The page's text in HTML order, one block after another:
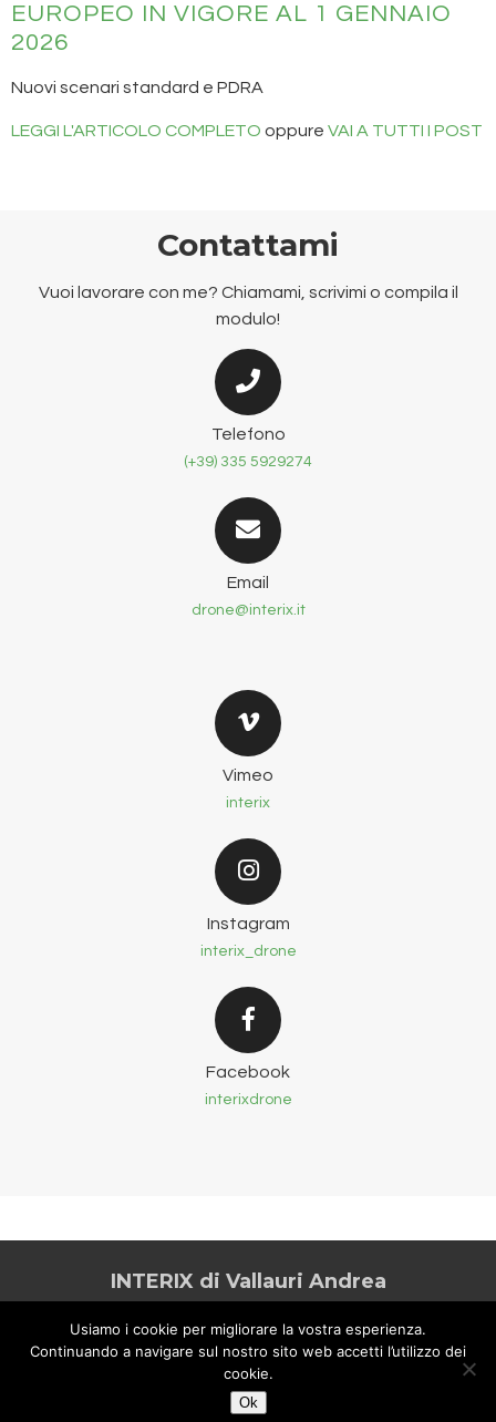
EUROPEO IN VIGORE AL 1 GENNAIO
2026
Nuovi scenari standard e PDRA
LEGGI L'ARTICOLO COMPLETO oppure VAI A TUTTI I POST
Contattami
Vuoi lavorare con me? Chiamami, scrivimi o compila il
modulo!
Telefono
(+39) 335 5929274
Email
drone@interix.it
Vimeo
interix
Instagram
interix_drone
Facebook
interixdrone
Usiamo i cookie per migliorare la vostra esperienza.
Continuando a navigare sul nostro sito web accetti l’utilizzo dei
cookie.
Ok
INTERIX di Vallauri Andrea
02540390222 -Privacy & Cookies
Made with by artica lab